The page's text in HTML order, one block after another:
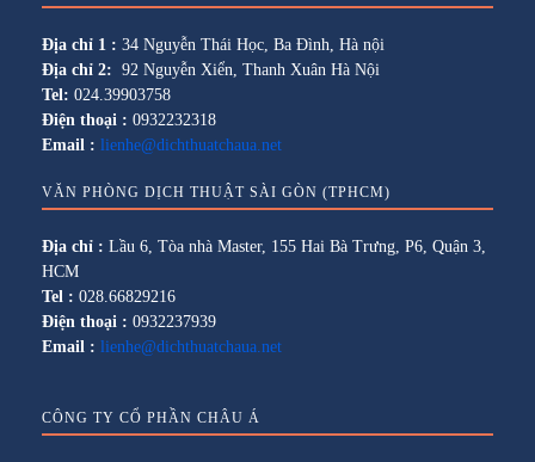
Địa chỉ 1 : 34 Nguyễn Thái Học, Ba Đình, Hà nội
Địa chỉ 2: 92 Nguyễn Xiển, Thanh Xuân Hà Nội
Tel: 024.39903758
Điện thoại : 0932232318
Email : lienhe@dichthuatchaua.net
VĂN PHÒNG DỊCH THUẬT SÀI GÒN (TPHCM)
Địa chỉ : Lầu 6, Tòa nhà Master, 155 Hai Bà Trưng, P6, Quận 3,
HCM
Tel : 028.66829216
Điện thoại : 0932237939
Email : lienhe@dichthuatchaua.net
CÔNG TY CỔ PHẦN CHÂU Á